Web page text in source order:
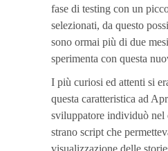
fase di testing con un
selezionati, da questo
sono ormai più di due
sperimenta con questa
I più curiosi ed attenti si
questa caratteristica ad
sviluppatore individuò nel
strano script che
visualizzazione delle